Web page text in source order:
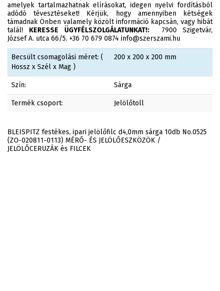
amelyek tartalmazhatnak elírásokat, idegen nyelvi fordításból
adódó tévesztéseket! Kérjük, hogy amennyiben kétségek
támadnak Önben valamely közölt információ kapcsán, vagy hibát
talál! KERESSE ÜGYFÉLSZOLGÁLATUNKAT!:7900 Szigetvár,
József A. utca 66/5. +36 70 679 0874 info@szerszami.hu
Becsült csomagolási méret: (
Hossz x Szél x Mag )
200 x 200 x 200 mm
Szín: Sárga
Termék csoport: Jelölőtoll
BLEISPITZ festékes, ipari jelölőfilc d4,0mm sárga 10db No.0525
(ZO-020811-0113) MÉRŐ- ÉS JELÖLŐESZKÖZÖK /
JELÖLŐCERUZÁK és FILCEK